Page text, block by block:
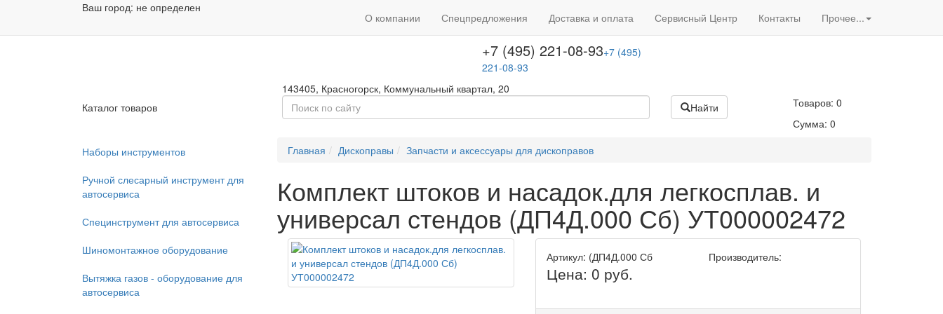
Ваш город: не определен
О компании Спецпредложения Доставка и оплата Сервисный Центр Контакты Прочее...
Пн - Пт с 09:00 до 18:00
+7 (495) 646-08-66
646-08-66
+7 (495) 221-08-93+7 (495)
221-08-93
143405, Красногорск, Коммунальный квартал, 20
Акции нашего магазина
Каталог товаров Найти Товаров:0
Сумма:0
Наборы инструментов
Ручной слесарный инструмент для
автосервиса
Специнструмент для автосервиса
Шиномонтажное оборудование
Вытяжка газов - оборудование для
автосервиса
Главная Дископравы Запчасти и аксессуары для дископравов
Комплект штоков и насадок.для легкосплав. и
универсал стендов (ДП4Д.000 Сб) УТ000002472
Артикул: (ДП4Д.000 Сб Производитель:
Цена: 0 руб.